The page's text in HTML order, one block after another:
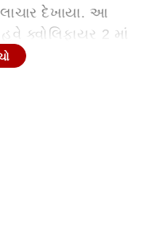
લાચાર દેખાયા. આ
ક્વોલિફાયર 2 માં
મેના રોજ તેનો સામનો